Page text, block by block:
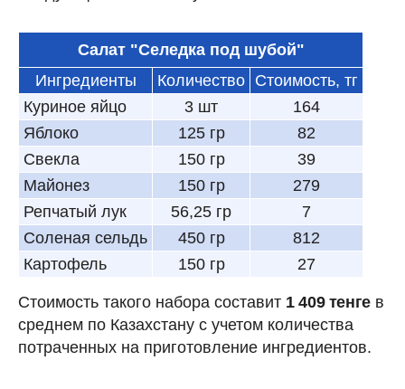
Салат "Селедка под шубой"
Ингредиенты
Количество Стоимость, тг
Куриное яйцо
3 шт
164
Яблоко
125 гр
82
Свекла
150 гр
39
Майонез
150 гр
279
Репчатый лук
56,25 гр
7
Соленая сельдь
450 гр
812
Картофель
150 гр 27
Стоимость такого набора составит 1 409 тенге в
среднем по Казахстану с учетом количества
потраченных на приготовление ингредиентов.